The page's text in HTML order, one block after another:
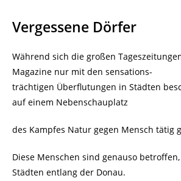
Vergessene Dörfer
Während sich die großen
Magazine nur mit den sensations-
trächtigen Überflutungen in Städten
auf einem Nebenschauplatz
des Kampfes Natur gegen Mensch tätig
Diese Menschen sind genauso
Städten entlang der Donau.